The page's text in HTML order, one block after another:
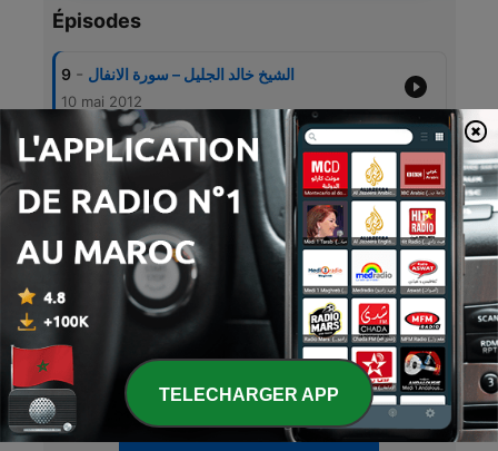
Épisodes
9 - الشيخ خالد الجليل – سورة الانفال
10 mai 2012
8 - الشيخ خالد الجليل – سورة التوبة
7 - الشيخ خالد الجليل – سورة يوسف
10 mai 2012
6 الشيخ خالد الجليل – سورة الاعراف
30 avr. 2012
الشيخ خالد الجليل – سورة المدثر
30 avr. 2012 TELECHARGER APP